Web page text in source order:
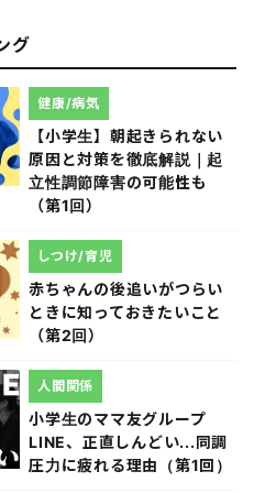
グ
【小学生】朝起きられない
原因と対策を徹底解説｜起
立性調節障害の可能性も
（第1回）
健康/病気
赤ちゃんの後追いがつらい
ときに知っておきたいこと
（第2回）
しつけ/育児
小学生のママ友グループ
LINE、正直しんどい...同調
圧力に疲れる理由（第1回）
人間関係